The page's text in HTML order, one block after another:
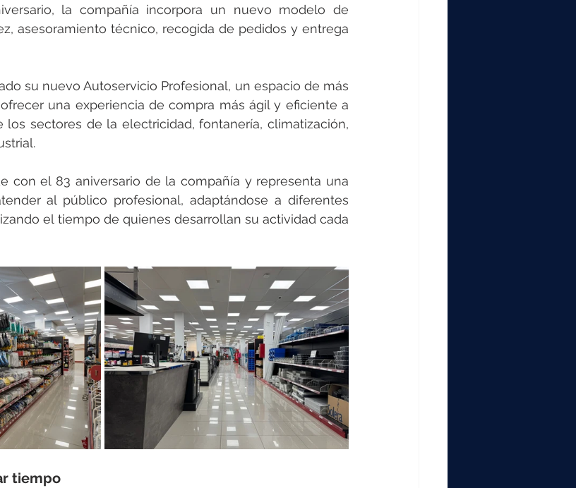
elektrotools-P01961 elektrotools-P064000
la compañía incorpora un nuevo modelo de
asesoramiento técnico, recogida de pedidos y entrega
su nuevo Autoservicio Profesional, un espacio de más
una experiencia de compra más ágil y eficiente a
los sectores de la electricidad, fontanería, climatización,
con el 83 aniversario de la compañía y representa una
al público profesional, adaptándose a diferentes
el tiempo de quienes desarrollan su actividad cada
tiempo